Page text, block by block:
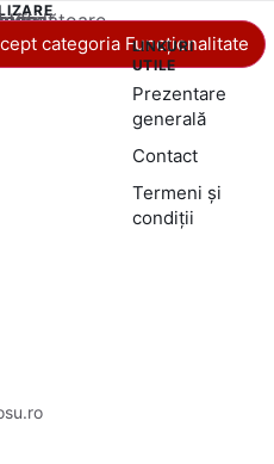
categoria Funcționalitate
LINKURI
UTILE
Prezentare
generală
Contact
Termeni și
condiții